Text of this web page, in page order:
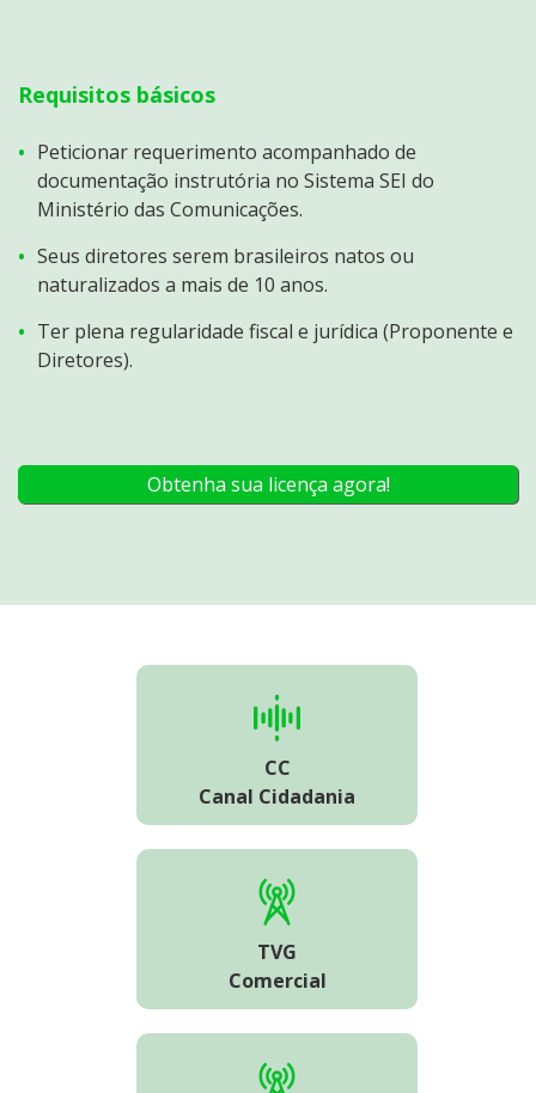
Requisitos básicos
Peticionar requerimento acompanhado de
documentação instrutória no Sistema SEI do
Ministério das Comunicações.
Seus diretores serem brasileiros natos ou
naturalizados a mais de 10 anos.
Ter plena regularidade fiscal e jurídica (Proponente e
Diretores).
Obtenha sua licença agora!
CC
Canal Cidadania
TVG
Comercial